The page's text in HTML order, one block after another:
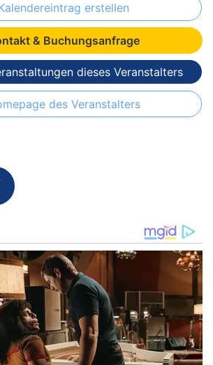
erstellen
& Buchungsanfrage
dieses Veranstalters
des Veranstalters